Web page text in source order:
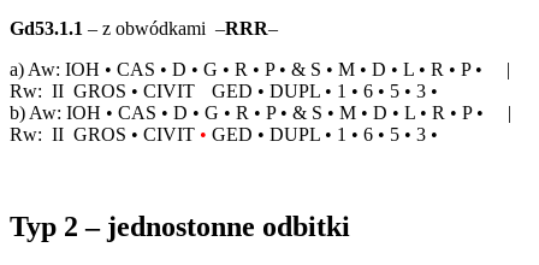
Gd53.1.1 – z obwódkami –RRR–
a) Aw: IOH • CAS • D • G • R • P • & S • M • D • L • R • P • |
Rw: II GROS • CIVIT
GED • DUPL • 1 • 6 • 5 • 3 •
b) Aw: IOH • CAS • D • G • R • P • & S • M • D • L • R • P • |
Rw: II GROS • CIVIT • GED • DUPL • 1 • 6 • 5 • 3 •
Typ 2 – jednostonne odbitki